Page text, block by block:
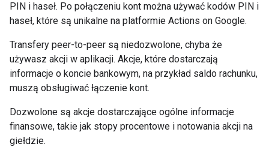
PIN i haseł. Po połączeniu kont można używać kodów PIN i
haseł, które są unikalne na platformie Actions on Google.
Transfery peer-to-peer są niedozwolone, chyba że
używasz akcji w aplikacji. Akcje, które dostarczają
informacje o koncie bankowym, na przykład saldo rachunku,
muszą obsługiwać łączenie kont.
Dozwolone są akcje dostarczające ogólne informacje
finansowe, takie jak stopy procentowe i notowania akcji na
giełdzie.